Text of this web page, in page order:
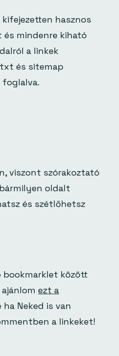
kifejezetten hasznos
és mindenre kiható
a linkek
és sitemap
foglalva.
viszont szórakoztató
oldalt
és szétlőhetsz
bookmarklet között
ezt a
ha Neked is van
a linkeket!